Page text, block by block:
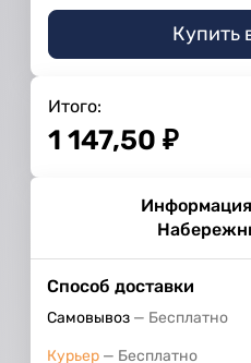
Купить
Итого:
1 147,50 ₽
Информация
Способ доставки
Самовывоз Бесплатно
Курьер Бесплатно